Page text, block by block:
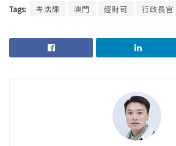
Tags: 岑浩輝 澳門 經財司 行政長官